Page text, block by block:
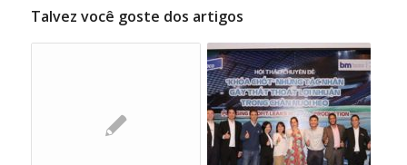
Talvez você goste dos artigos